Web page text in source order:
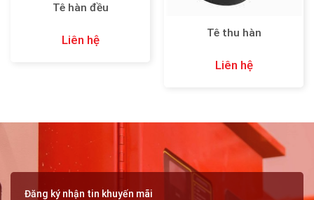
Tê hàn đều
Liên hệ Tê thu hàn
Liên hệ
Đăng ký nhận tin khuyến mãi